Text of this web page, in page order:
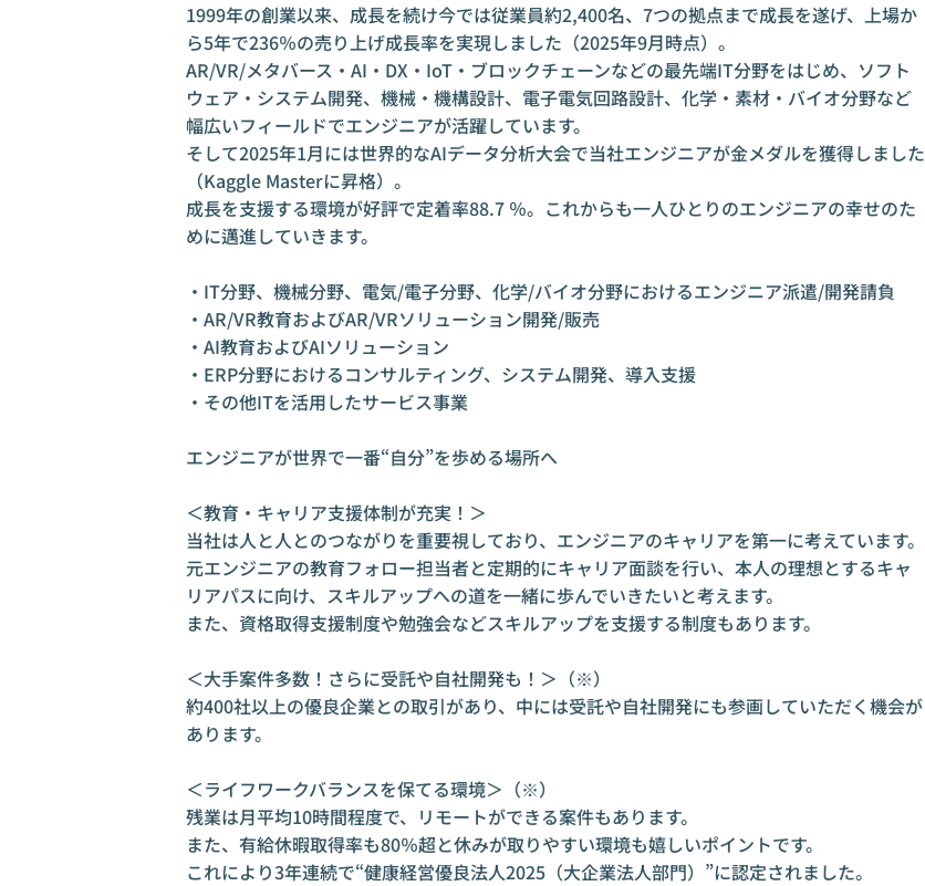
1999年の創業以来、成長を続け今では従業員約2,400名、7つの拠点まで成長を遂げ、上場か
ら5年で236％の売り上げ成長率を実現しました（2025年9月時点）。
AR/VR/メタバース・AI・DX・IoT・ブロックチェーンなどの最先端IT分野をはじめ、ソフト
ウェア・システム開発、機械・機構設計、電子電気回路設計、化学・素材・バイオ分野など
幅広いフィールドでエンジニアが活躍しています。
そして2025年1月には世界的なAIデータ分析大会で当社エンジニアが金メダルを獲得しました
（Kaggle Masterに昇格）。
成長を支援する環境が好評で定着率88.7 ％。これからも一人ひとりのエンジニアの幸せのた
めに邁進していきます。
・IT分野、機械分野、電気/電子分野、化学/バイオ分野におけるエンジニア派遣/開発請負
・AR/VR教育およびAR/VRソリューション開発/販売
・AI教育およびAIソリューション
・ERP分野におけるコンサルティング、システム開発、導入支援
・その他ITを活用したサービス事業
エンジニアが世界で一番“自分”を歩める場所へ
＜教育・キャリア支援体制が充実！＞
当社は人と人とのつながりを重要視しており、エンジニアのキャリアを第一に考えています。
元エンジニアの教育フォロー担当者と定期的にキャリア面談を行い、本人の理想とするキャ
リアパスに向け、スキルアップへの道を一緒に歩んでいきたいと考えます。
また、資格取得支援制度や勉強会などスキルアップを支援する制度もあります。
＜大手案件多数！さらに受託や自社開発も！＞（※）
約400社以上の優良企業との取引があり、中には受託や自社開発にも参画していただく機会が
あります。
＜ライフワークバランスを保てる環境＞（※）
残業は月平均10時間程度で、リモートができる案件もあります。
また、有給休暇取得率も80％超と休みが取りやすい環境も嬉しいポイントです。
これにより3年連続で“健康経営優良法人2025（大企業法人部門）”に認定されました。